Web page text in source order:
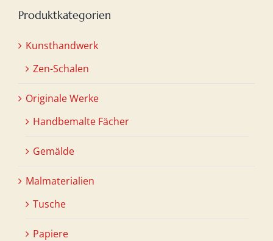
Produktkategorien
Kunsthandwerk
Zen-Schalen
Originale Werke
Handbemalte Fächer
Gemälde
Malmaterialien
Tusche
Papiere